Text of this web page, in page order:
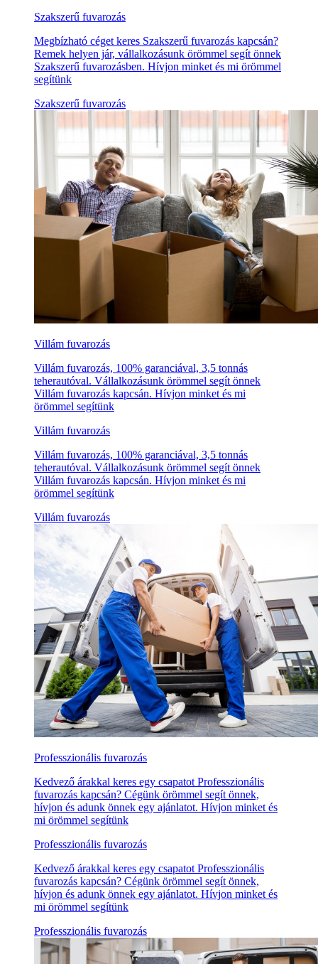
Szakszerű fuvarozás
Megbízható céget keres Szakszerű fuvarozás kapcsán?
Remek helyen jár, vállalkozásunk örömmel segít önnek
Szakszerű fuvarozásben. Hívjon minket és mi örömmel
segítünk
Szakszerű fuvarozás
Villám fuvarozás
Villám fuvarozás, 100% garanciával, 3,5 tonnás
teherautóval. Vállalkozásunk örömmel segít önnek
Villám fuvarozás kapcsán. Hívjon minket és mi
örömmel segítünk
Villám fuvarozás
Villám fuvarozás, 100% garanciával, 3,5 tonnás
teherautóval. Vállalkozásunk örömmel segít önnek
Villám fuvarozás kapcsán. Hívjon minket és mi
örömmel segítünk
Villám fuvarozás
Professzionális fuvarozás
Kedvező árakkal keres egy csapatot Professzionális
fuvarozás kapcsán? Cégünk örömmel segít önnek,
hívjon és adunk önnek egy ajánlatot. Hívjon minket és
mi örömmel segítünk
Professzionális fuvarozás
Kedvező árakkal keres egy csapatot Professzionális
fuvarozás kapcsán? Cégünk örömmel segít önnek,
hívjon és adunk önnek egy ajánlatot. Hívjon minket és
mi örömmel segítünk
Professzionális fuvarozás